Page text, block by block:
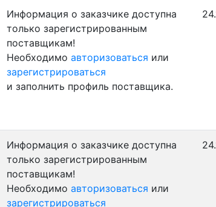
Информация о заказчике доступна
только зарегистрированным
поставщикам!
Необходимо авторизоваться или
зарегистрироваться
и заполнить профиль поставщика.
Информация о заказчике доступна
только зарегистрированным
поставщикам!
Необходимо авторизоваться или
зарегистрироваться